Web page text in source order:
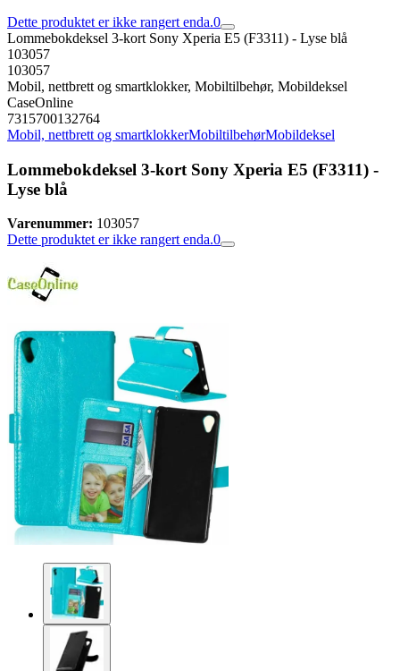
Dette produktet er ikke rangert enda.0
Lommebokdeksel 3-kort Sony Xperia E5 (F3311) - Lyse blå
103057
103057
Mobil, nettbrett og smartklokker, Mobiltilbehør, Mobildeksel
CaseOnline
7315700132764
Mobil, nettbrett og smartklokkerMobiltilbehørMobildeksel
Lommebokdeksel 3-kort Sony Xperia E5 (F3311) -
Lyse blå
Varenummer: 103057
Dette produktet er ikke rangert enda.0